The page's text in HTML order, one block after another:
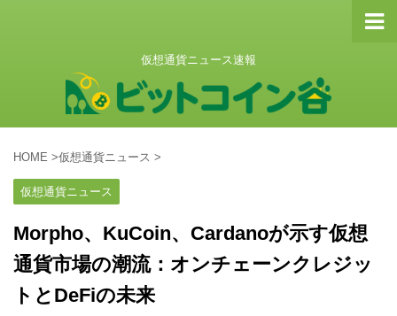
仮想通貨ニュース速報
HOME >仮想通貨ニュース >
仮想通貨ニュース
Morpho、KuCoin、Cardanoが示す仮想
通貨市場の潮流：オンチェーンクレジッ
トとDeFiの未来